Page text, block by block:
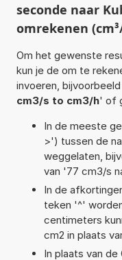
seconde naar
omrekenen
Om het gewenste
kun je de om te
invoeren,
cm3/s to cm3/h' of
In de meeste
>') tussen de
weggelaten,
van '77 cm3/s
In de
teken '^'
centimeters
cm2 in plaats
In plaats van